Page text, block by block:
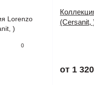
0
(Cersanit,
от 1